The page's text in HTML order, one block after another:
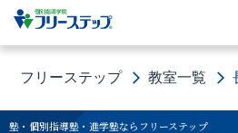
フリーステップ 教室一覧
塾・個別指導塾・進学塾ならフリーステップ